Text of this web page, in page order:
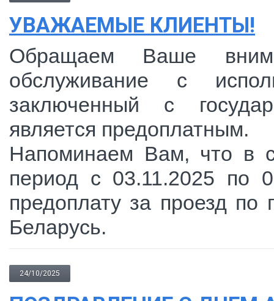
УВАЖАЕМЫЕ КЛИЕНТЫ!
Обращаем Ваше
обслуживание с
заключенный с
является предоплатным.
Напоминаем Вам, что в
период с 03.11.2025 по
предоплату за проезд
Беларусь.
24/10/2025